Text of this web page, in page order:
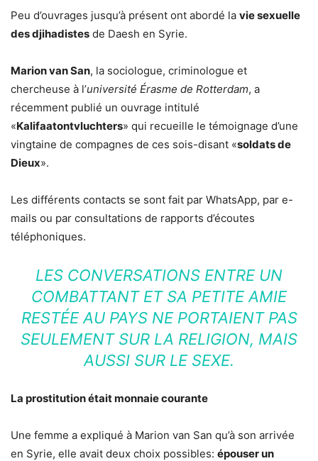
Peu d’ouvrages jusqu’à présent ont abordé la vie sexuelle
des djihadistes de Daesh en Syrie.
Marion van San, la sociologue, criminologue et
chercheuse à l’université Érasme de Rotterdam, a
récemment publié un ouvrage intitulé
«Kalifaatontvluchters» qui recueille le témoignage d’une
vingtaine de compagnes de ces sois-disant «soldats de
Dieux».
Les différents contacts se sont fait par WhatsApp, par e-
mails ou par consultations de rapports d’écoutes
téléphoniques.
LES CONVERSATIONS ENTRE UN
COMBATTANT ET SA PETITE AMIE
RESTÉE AU PAYS NE PORTAIENT PAS
SEULEMENT SUR LA RELIGION, MAIS
AUSSI SUR LE SEXE.
La prostitution était monnaie courante
Une femme a expliqué à Marion van San qu’à son arrivée
en Syrie, elle avait deux choix possibles: épouser un